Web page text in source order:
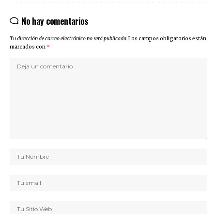
No hay comentarios
Tu dirección de correo electrónico no será publicada.Los campos obligatorios están
marcados con *